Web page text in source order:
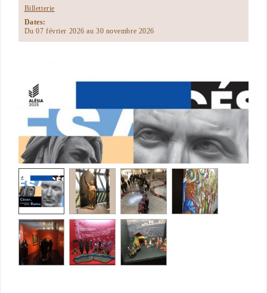
Billetterie
Dates:
Du 07 février 2026 au 30 novembre 2026